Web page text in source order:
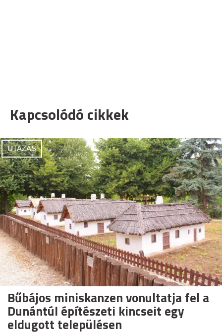
Kapcsolódó cikkek
UTAZÁS
Bűbájos miniskanzen vonultatja fel a
Dunántúl építészeti kincseit egy
eldugott településen